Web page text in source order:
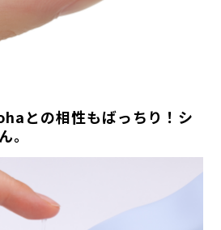
との相性もばっちり！シ
。